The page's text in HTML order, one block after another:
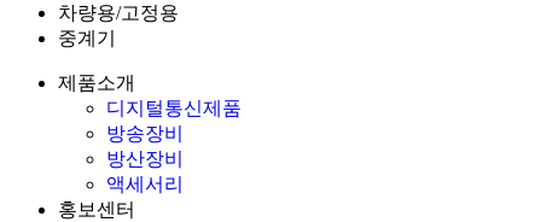
차량용/고정용
중계기
제품소개
디지털통신제품
방송장비
방산장비
액세서리
홍보센터